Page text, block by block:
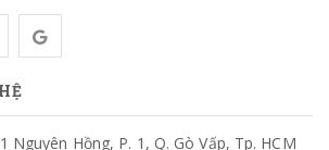
Nguyên Hồng, P. 1, Q. Gò Vấp, Tp. HCM